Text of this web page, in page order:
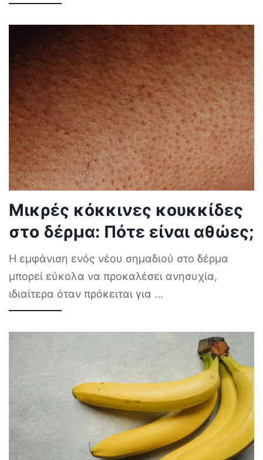
Μικρές κόκκινες κουκκίδες
στο δέρμα: Πότε είναι αθώες;
Η εμφάνιση ενός νέου σημαδιού στο δέρμα
μπορεί εύκολα να προκαλέσει ανησυχία,
ιδιαίτερα όταν πρόκειται για ...